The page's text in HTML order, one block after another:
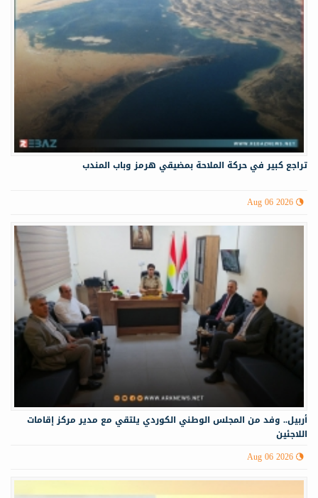
تراجع كبير في حركة الملاحة بمضيقي هرمز وباب المندب
Aug 06 2026
أربيل.. وفد من المجلس الوطني الكوردي يلتقي مع مدير مركز إقامات
اللاجئين
Aug 06 2026